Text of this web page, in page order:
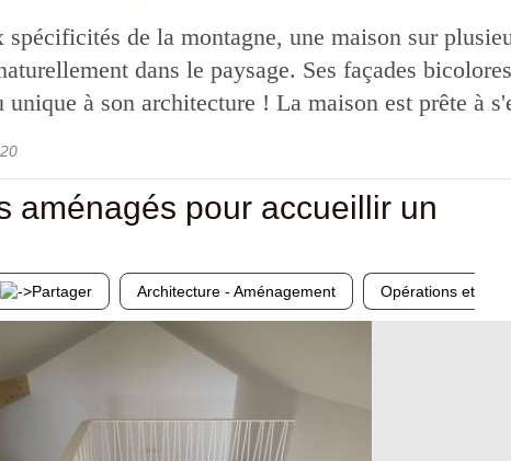
spécificités de la montagne, une maison sur
dans le paysage. Ses façades
unique à son architecture ! La maison est prête à
aménagés pour accueillir un
Partager Architecture - Aménagement
Opérations et